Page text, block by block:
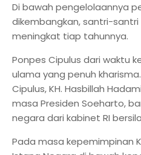
Di bawah pengelolaannya
dikembangkan, santri-
meningkat tiap tahunnya.
Ponpes Cipulus dari waktu
ulama yang penuh
Cipulus, KH. Hasbillah
masa Presiden Soeharto,
negara dari kabinet RI
Pada masa kepemimpinan